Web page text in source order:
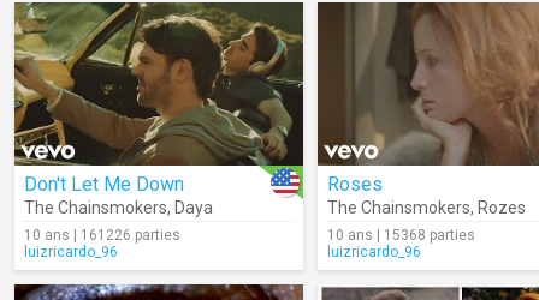
Don't Let Me Down
The Chainsmokers, Daya
10 ans | 161226 parties
luizricardo_96
Roses
The Chainsmokers, Rozes
10 ans | 15368 parties
luizricardo_96